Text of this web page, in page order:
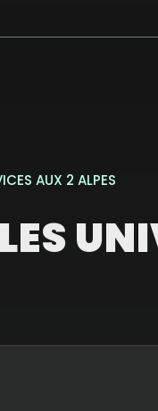
AUX 2 ALPES
LES